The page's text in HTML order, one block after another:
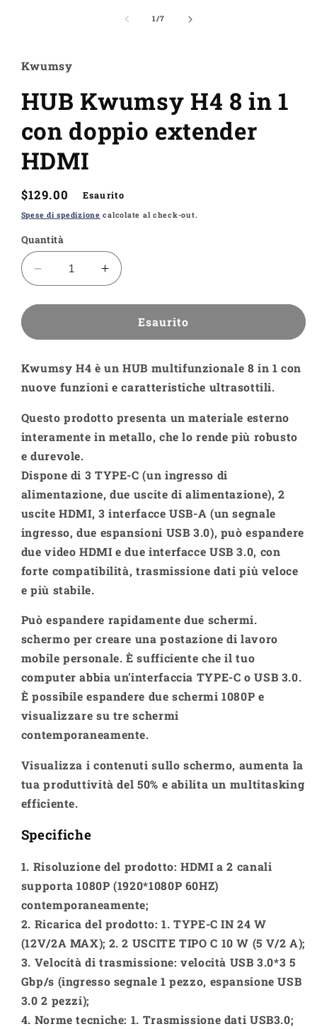
modale
1/su
7
Kwumsy
HUB Kwumsy H4 8 in 1
con doppio extender
HDMI
Prezzo
di
$129.00 Esaurito
Spese di spedizione calcolate al check-out.
Quantità
Diminuisci
quantità
per
Kwumsy
8
in
con
extender
HDMI
Aumenta
quantità
per
Kwumsy
8
in
con
doppio
extender
Esaurito
Kwumsy H4 è un HUB multifunzionale 8 in 1 con
nuove funzioni e caratteristiche ultrasottili.
Questo prodotto presenta un materiale esterno
interamente in metallo, che lo rende più robusto
e durevole.
Dispone di 3 TYPE-C (un ingresso di
alimentazione, due uscite di alimentazione), 2
uscite HDMI, 3 interfacce USB-A (un segnale
ingresso, due espansioni USB 3.0), può espandere
due video HDMI e due interfacce USB 3.0, con
forte compatibilità, trasmissione dati più veloce
e più stabile.
Può espandere rapidamente due schermi.
schermo per creare una postazione di lavoro
mobile personale. È sufficiente che il tuo
computer abbia un'interfaccia TYPE-C o USB 3.0.
È possibile espandere due schermi 1080P e
visualizzare su tre schermi
contemporaneamente.
Visualizza i contenuti sullo schermo, aumenta la
tua produttività del 50% e abilita un multitasking
efficiente.
Specifiche
1. Risoluzione del prodotto: HDMI a 2 canali
supporta 1080P (1920*1080P 60HZ)
contemporaneamente;
2. Ricarica del prodotto: 1. TYPE-C IN 24 W
(12V/2A MAX); 2. 2 USCITE TIPO C 10 W (5 V/2 A);
3. Velocità di trasmissione: velocità USB 3.0*3 5
Gbp/s (ingresso segnale 1 pezzo, espansione USB
3.0 2 pezzi);
4. Norme tecniche: 1. Trasmissione dati USB3.0;